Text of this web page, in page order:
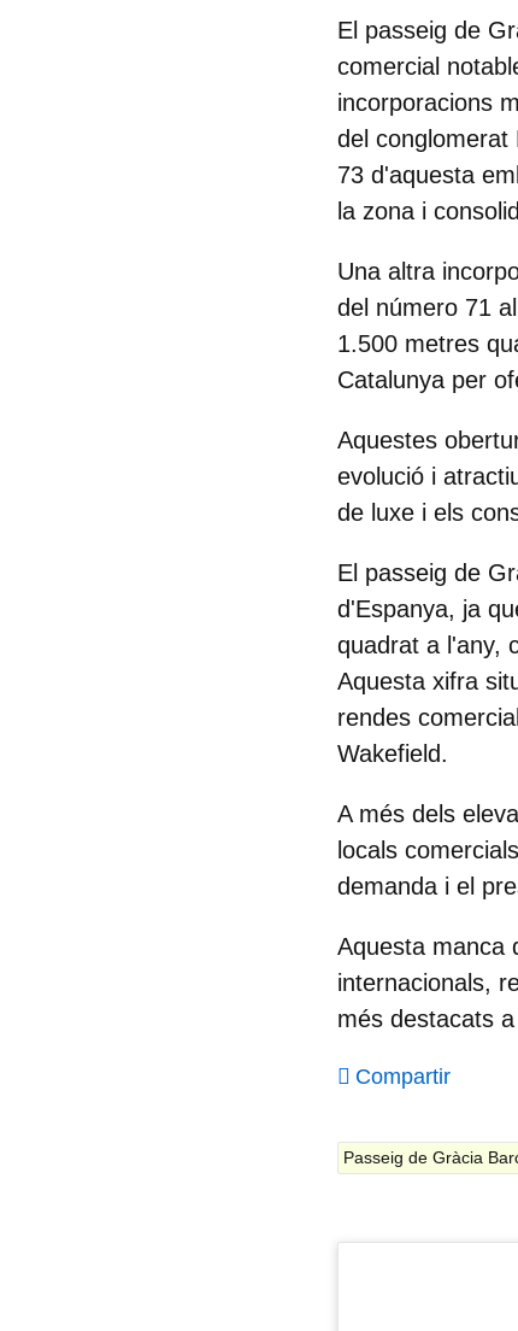
El passeig de
comercial
incorporacions
del conglomerat
73 d'aquesta
la zona i
Una altra
del número 71
1.500 metres
Catalunya per
Aquestes
evolució i
de luxe i els
El passeig de
d'Espanya, ja
quadrat a l'any,
Aquesta xifra
rendes
Wakefield.
A més dels
locals
demanda i el
Aquesta manca
internacionals,
més destacats
Compartir
Passeig de Gràcia